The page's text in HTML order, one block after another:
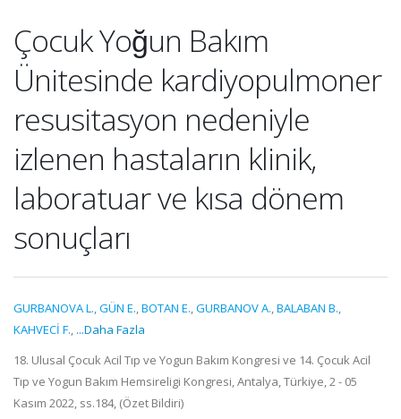
Çocuk Yoğun Bakım
Ünitesinde kardiyopulmoner
resusitasyon nedeniyle
izlenen hastaların klinik,
laboratuar ve kısa dönem
sonuçları
GURBANOVA L.,GÜN E.,BOTAN E.,GURBANOV A.,BALABAN B.,
KAHVECİ F., ...Daha Fazla
18. Ulusal Çocuk Acil Tıp ve Yogun Bakım Kongresi ve 14. Çocuk Acil
Tıp ve Yogun Bakım Hemsireligi Kongresi, Antalya, Türkiye, 2 - 05
Kasım 2022, ss.184, (Özet Bildiri)